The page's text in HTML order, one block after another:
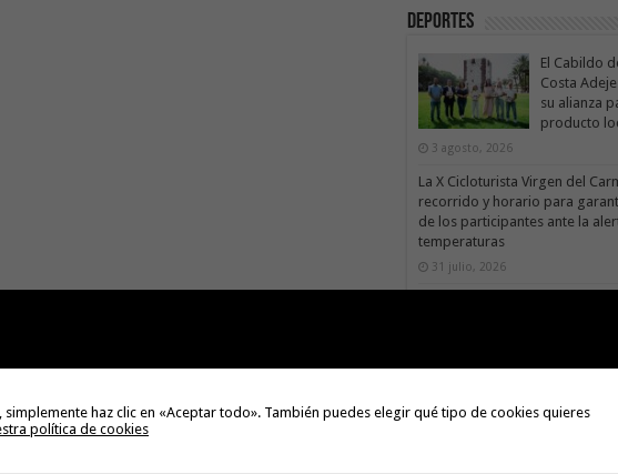
Deportes
El Cabildo
Costa
su alianza
producto
3 agosto, 2026
La X Cicloturista Virgen del
recorrido y horario para
de los participantes ante la
temperaturas
31 julio, 2026
La X Cicloturista Virgen del
sábado los paisajes de
Valle Gran Rey acoge este
30 julio, 2026
El II torneo Autonómico
simplemente haz clic en «Aceptar todo». También puedes elegir qué tipo de cookies quieres
política de cookies